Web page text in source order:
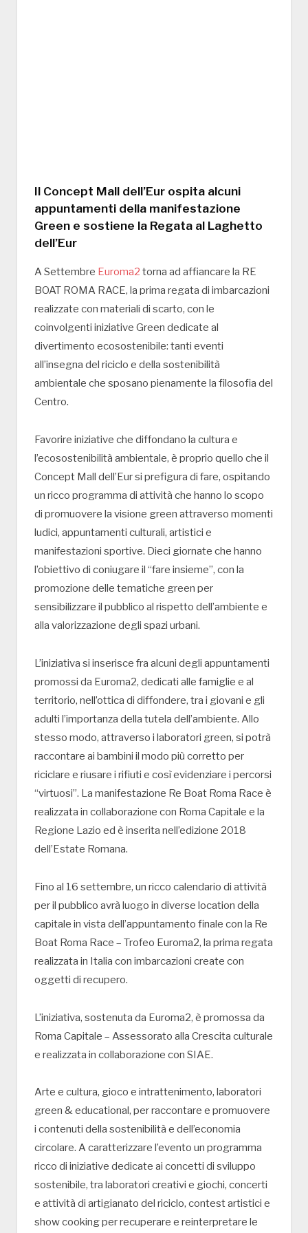
Il Concept Mall dell’Eur ospita alcuni
appuntamenti della manifestazione
Green e sostiene la Regata al Laghetto
dell’Eur
A Settembre Euroma2 torna ad affiancare la RE
BOAT ROMA RACE, la prima regata di imbarcazioni
realizzate con materiali di scarto, con le
coinvolgenti iniziative Green dedicate al
divertimento ecosostenibile: tanti eventi
all’insegna del riciclo e della sostenibilità
ambientale che sposano pienamente la filosofia del
Centro.
Favorire iniziative che diffondano la cultura e
l’ecosostenibilità ambientale, è proprio quello che il
Concept Mall dell’Eur si prefigura di fare, ospitando
un ricco programma di attività che hanno lo scopo
di promuovere la visione green attraverso momenti
ludici, appuntamenti culturali, artistici e
manifestazioni sportive. Dieci giornate che hanno
l’obiettivo di coniugare il “fare insieme”, con la
promozione delle tematiche green per
sensibilizzare il pubblico al rispetto dell’ambiente e
alla valorizzazione degli spazi urbani.
L’iniziativa si inserisce fra alcuni degli appuntamenti
promossi da Euroma2, dedicati alle famiglie e al
territorio, nell’ottica di diffondere, tra i giovani e gli
adulti l’importanza della tutela dell’ambiente. Allo
stesso modo, attraverso i laboratori green, si potrà
raccontare ai bambini il modo più corretto per
riciclare e riusare i rifiuti e così evidenziare i percorsi
“virtuosi”. La manifestazione Re Boat Roma Race è
realizzata in collaborazione con Roma Capitale e la
Regione Lazio ed è inserita nell’edizione 2018
dell’Estate Romana.
Fino al 16 settembre, un ricco calendario di attività
per il pubblico avrà luogo in diverse location della
capitale in vista dell’appuntamento finale con la Re
Boat Roma Race – Trofeo Euroma2, la prima regata
realizzata in Italia con imbarcazioni create con
oggetti di recupero.
L’iniziativa, sostenuta da Euroma2, è promossa da
Roma Capitale – Assessorato alla Crescita culturale
e realizzata in collaborazione con SIAE.
Arte e cultura, gioco e intrattenimento, laboratori
green & educational, per raccontare e promuovere
i contenuti della sostenibilità e dell’economia
circolare. A caratterizzare l’evento un programma
ricco di iniziative dedicate ai concetti di sviluppo
sostenibile, tra laboratori creativi e giochi, concerti
e attività di artigianato del riciclo, contest artistici e
show cooking per recuperare e reinterpretare le